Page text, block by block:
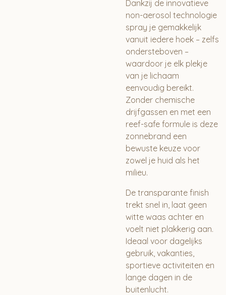
Dankzij de innovatieve
non-aerosol technologie
spray je gemakkelijk
vanuit iedere hoek – zelfs
ondersteboven –
waardoor je elk plekje
van je lichaam
eenvoudig bereikt.
Zonder chemische
drijfgassen en met een
reef-safe formule is deze
zonnebrand een
bewuste keuze voor
zowel je huid als het
milieu.
De transparante finish
trekt snel in, laat geen
witte waas achter en
voelt niet plakkerig aan.
Ideaal voor dagelijks
gebruik, vakanties,
sportieve activiteiten en
lange dagen in de
buitenlucht.